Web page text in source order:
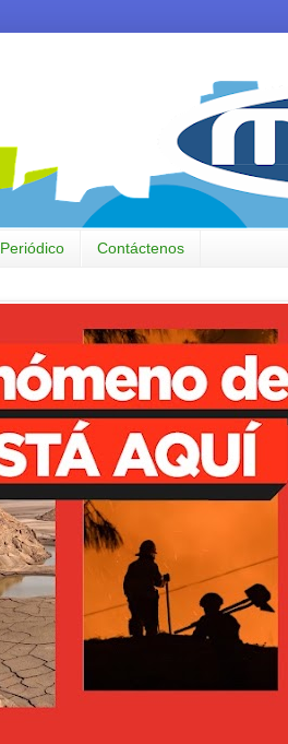
Periódico Contáctenos